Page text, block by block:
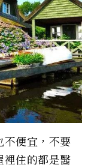
便宜，不要
住的都是醫